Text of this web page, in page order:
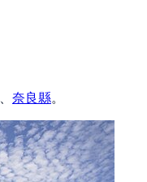
、 奈良縣。